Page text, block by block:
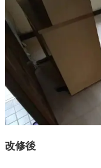
改修後